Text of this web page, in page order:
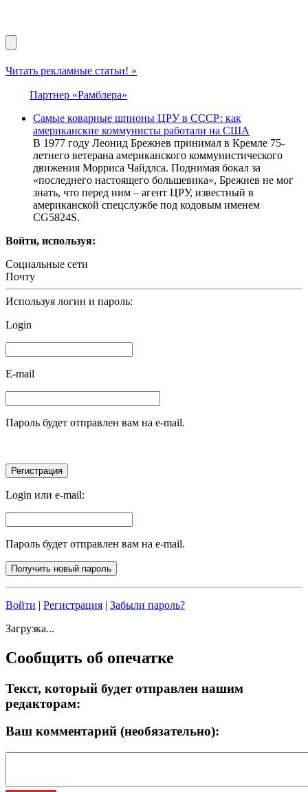
Читать рекламные статьи! »
Партнер «Рамблера»
Самые коварные шпионы ЦРУ в СССР: как
американские коммунисты работали на США
В 1977 году Леонид Брежнев принимал в Кремле 75-
летнего ветерана американского коммунистического
движения Морриса Чайдлса. Поднимая бокал за
«последнего настоящего большевика», Брежнев не мог
знать, что перед ним – агент ЦРУ, известный в
американской спецслужбе под кодовым именем
CG5824S.
Войти, используя:
Социальные сети
Почту
Используя логин и пароль:
Login
E-mail
Пароль будет отправлен вам на e-mail.
Login или e-mail:
Пароль будет отправлен вам на e-mail.
Войти | Регистрация | Забыли пароль?
Загрузка...
Сообщить об опечатке
Текст, который будет отправлен нашим
редакторам:
Ваш комментарий (необязательно):